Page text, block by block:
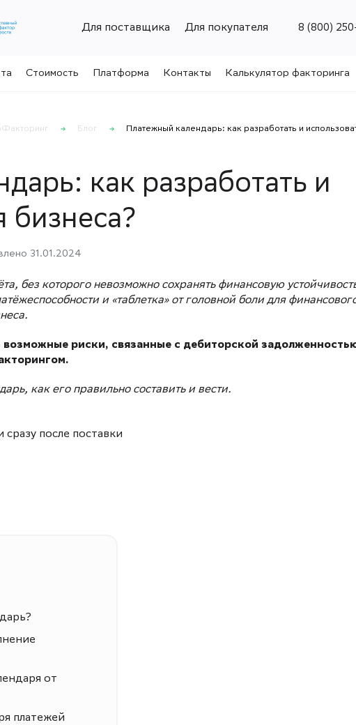
Для поставщика Для покупателя 8 (800)
Стоимость Платформа Контакты Калькулятор факторинга
Блог Платежный календарь: как разработать и
как разработать и
бизнеса?
31.01.2024
без которого невозможно сохранять финансовую
и «таблетка» от головной боли для
риски, связанные с дебиторской
как его правильно составить и вести.
после поставки
от
платежей